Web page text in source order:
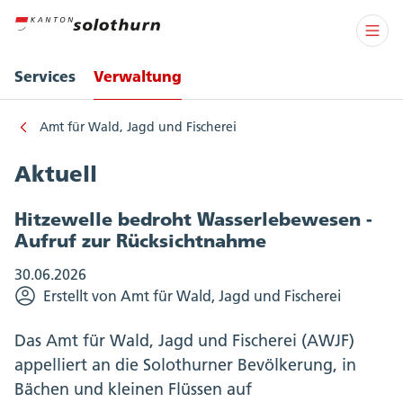
Services Verwaltung
Amt für Wald, Jagd und Fischerei
Aktuell
Hitzewelle bedroht Wasserlebewesen -
Aufruf zur Rücksichtnahme
30.06.2026
Erstellt von Amt für Wald, Jagd und Fischerei
Das Amt für Wald, Jagd und Fischerei (AWJF)
appelliert an die Solothurner Bevölkerung, in
Bächen und kleinen Flüssen auf